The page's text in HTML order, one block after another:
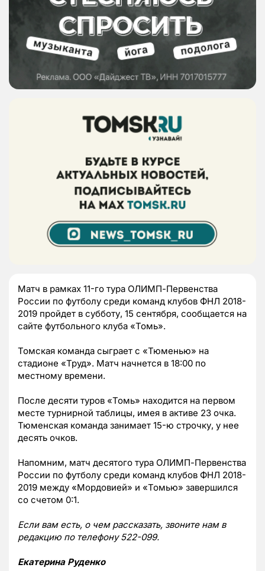
Матч в рамках 11-го тура ОЛИМП-Первенства
России по футболу среди команд клубов ФНЛ 2018-
2019 пройдет в субботу, 15 сентября, сообщается на
сайте футбольного клуба «Томь».
Томская команда сыграет с «Тюменью» на
стадионе «Труд». Матч начнется в 18:00 по
местному времени.
После десяти туров «Томь» находится на первом
месте турнирной таблицы, имея в активе 23 очка.
Тюменская команда занимает 15-ю строчку, у нее
десять очков.
Напомним, матч десятого тура ОЛИМП-Первенства
России по футболу среди команд клубов ФНЛ 2018-
2019 между «Мордовией» и «Томью» завершился
со счетом 0:1.
Если вам есть, о чем рассказать, звоните нам в
редакцию по телефону 522-099.
Екатерина Руденко